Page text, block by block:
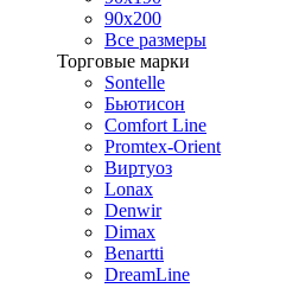
90х200
Все размеры
Торговые марки
Sontelle
Бьютисон
Comfort Line
Promtex-Orient
Виртуоз
Lonax
Denwir
Dimax
Benartti
DreamLine